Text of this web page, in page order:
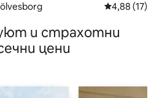
Средна
4,88 (17)
и страхотни
цени